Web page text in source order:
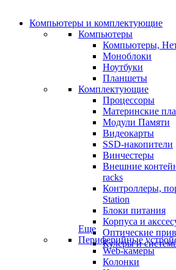
Компьютеры и комплектующие
Компьютеры
Компьютеры,
Моноблоки
Ноутбуки
Планшеты
Комплектующие
Процессоры
Материнские
Модули Памяти
Видеокарты
SSD-накопители
Винчестеры
Внешние
racks
Контроллеры,
Station
Блоки питания
Корпуса и
Оптические
Кулеры и
Еще
Периферийные
Web-камеры
Колонки